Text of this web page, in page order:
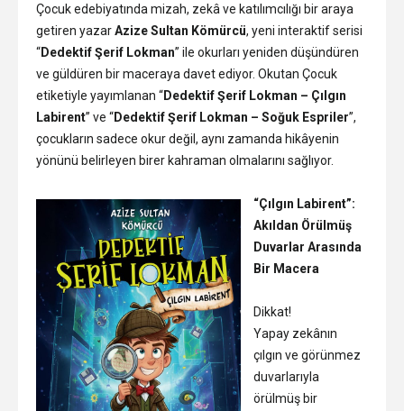
Çocuk edebiyatında mizah, zekâ ve katılımcılığı bir araya
getiren yazarAzize Sultan Kömürcü, yeni interaktif serisi
“Dedektif Şerif Lokman” ile okurları yeniden düşündüren
ve güldüren bir maceraya davet ediyor. Okutan Çocuk
etiketiyle yayımlanan “Dedektif Şerif Lokman – Çılgın
Labirent” ve “Dedektif Şerif Lokman – Soğuk Espriler”,
çocukların sadece okur değil, aynı zamanda hikâyenin
yönünü belirleyen birer kahraman olmalarını sağlıyor.
“Çılgın Labirent”:
Akıldan Örülmüş
Duvarlar Arasında
Bir Macera
Dikkat!
Yapay zekânın
çılgın ve görünmez
duvarlarıyla
örülmüş bir